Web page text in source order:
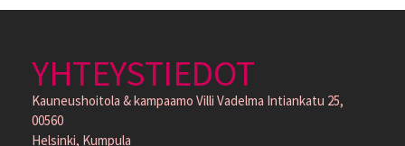
YHTEYSTIEDOT
Kauneushoitola & kampaamo Villi Vadelma Intiankatu 25,
00560
Helsinki, Kumpula